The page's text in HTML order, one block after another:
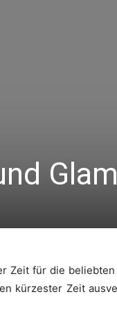
für die
kürzester Zeit